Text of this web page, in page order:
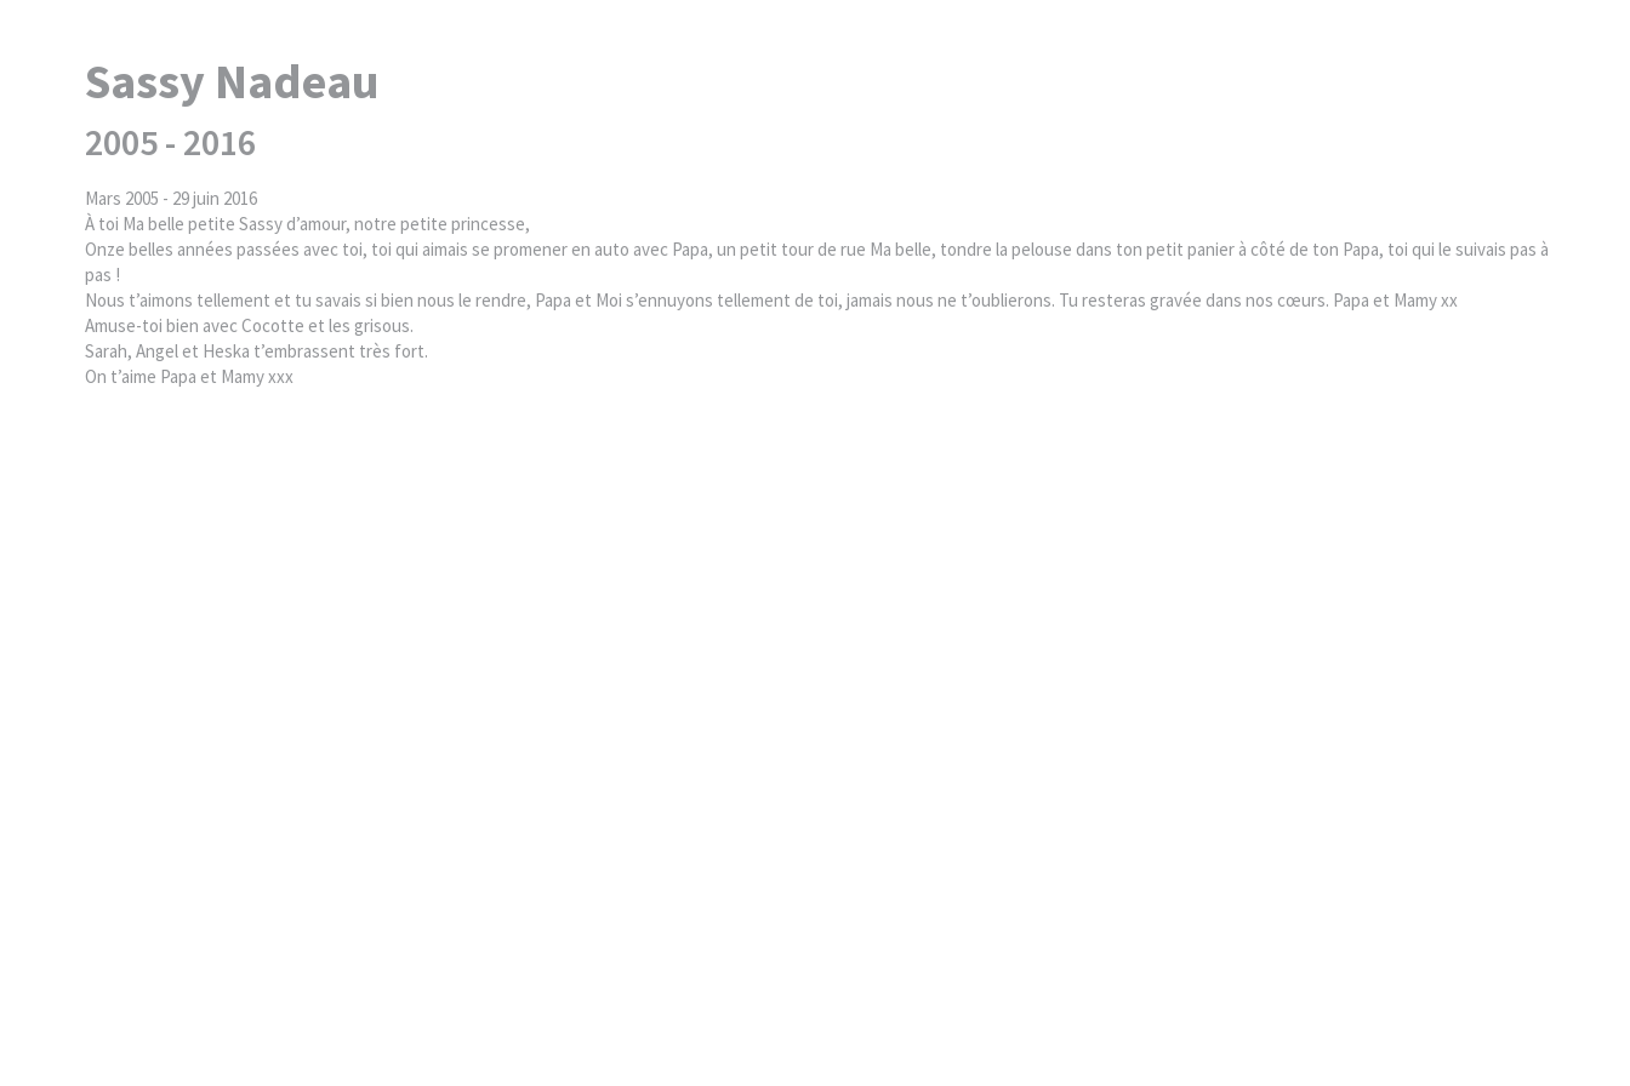
Sassy Nadeau
2005 - 2016
Mars 2005 - 29 juin 2016
À toi Ma belle petite Sassy d’amour, notre petite princesse,
Onze belles années passées avec toi, toi qui aimais se promener en auto avec Papa, un petit tour de rue Ma belle, tondre la pelouse dans ton petit panier à côté de ton Papa, toi qui le suivais pas à
pas !
Nous t’aimons tellement et tu savais si bien nous le rendre, Papa et Moi s’ennuyons tellement de toi, jamais nous ne t’oublierons. Tu resteras gravée dans nos cœurs. Papa et Mamy xx
Amuse-toi bien avec Cocotte et les grisous.
Sarah, Angel et Heska t’embrassent très fort.
On t’aime Papa et Mamy xxx